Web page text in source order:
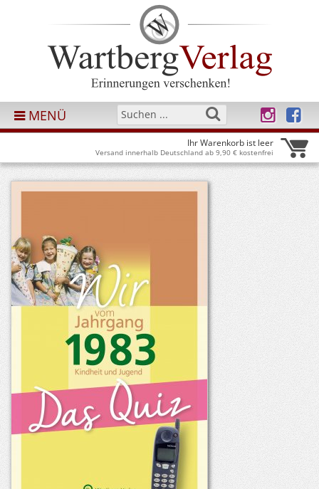
MENÜ
Ihr Warenkorb ist leer
Versand innerhalb Deutschland ab 9,90 € kostenfrei